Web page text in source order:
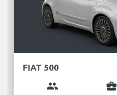
FIAT 500
group business_center